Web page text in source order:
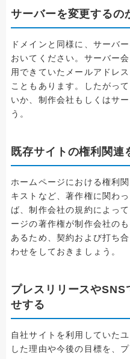
サーバーを変更するの
ドメインと同様に、サーバ
おいてください。サーバー
用できていたメールアドレ
こともあります。したがっ
いか、制作会社もしくはサ
う。
既存サイトの権利関連
ホームページにおける権利
キストなど、著作権に関わ
ば、制作会社の規約によっ
ージの著作権が制作会社の
あるため、契約および打ち
わせをしておきましょう。
プレスリリースやSNS
せする
自社サイトを利用していた
した理由や今後の目標を、